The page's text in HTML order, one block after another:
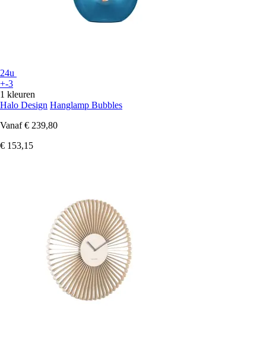
24u
+-3
1 kleuren
Halo Design Hanglamp Bubbles
Vanaf € 239,80
€ 153,15